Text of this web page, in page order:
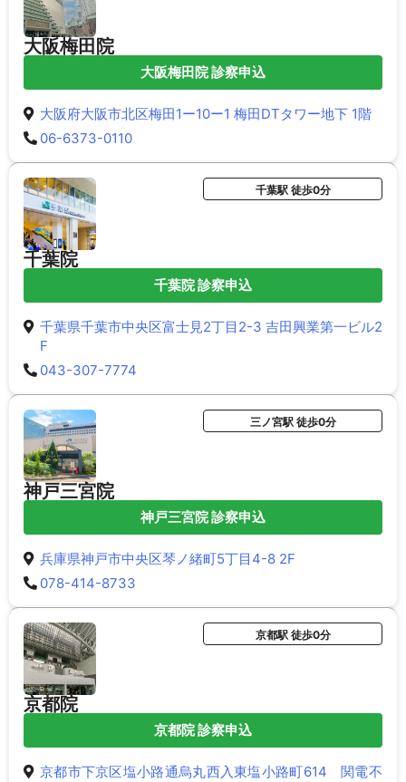
大阪梅田院
大阪梅田院 診察申込
大阪府大阪市北区梅田1ー10ー1 梅田DTタワー地下 1階
06-6373-0110
千葉院
千葉駅 徒歩0分
千葉院 診察申込
千葉県千葉市中央区富士見2丁目2-3 吉田興業第一ビル2
F
043-307-7774
神戸三宮院
三ノ宮駅 徒歩0分
神戸三宮院 診察申込
兵庫県神戸市中央区琴ノ緒町5丁目4-8 2F
078-414-8733
京都院
京都駅 徒歩0分
京都院 診察申込
京都市下京区塩小路通烏丸西入東塩小路町614 関電不